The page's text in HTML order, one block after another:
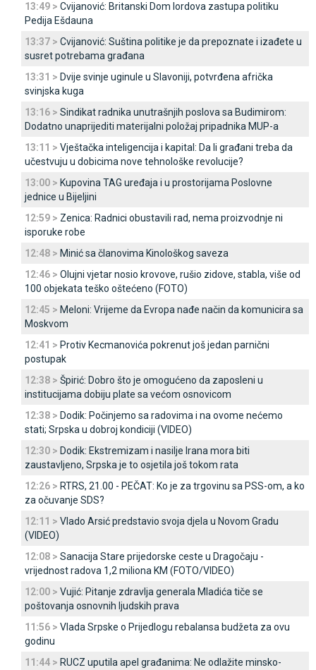
13:49 > Cvijanović: Britanski Dom lordova zastupa politiku
Pedija Ešdauna
13:37 > Cvijanović: Suština politike je da prepoznate i izađete u
susret potrebama građana
13:31 > Dvije svinje uginule u Slavoniji, potvrđena afrička
svinjska kuga
13:16 > Sindikat radnika unutrašnjih poslova sa Budimirom:
Dodatno unaprijediti materijalni položaj pripadnika MUP-a
13:11 > Vještačka inteligencija i kapital: Da li građani treba da
učestvuju u dobicima nove tehnološke revolucije?
13:00 > Kupovina TAG uređaja i u prostorijama Poslovne
jednice u Bijeljini
12:59 > Zenica: Radnici obustavili rad, nema proizvodnje ni
isporuke robe
12:48 > Minić sa članovima Kinološkog saveza
12:46 > Olujni vjetar nosio krovove, rušio zidove, stabla, više od
100 objekata teško oštećeno (FOTO)
12:45 > Meloni: Vrijeme da Evropa nađe način da komunicira sa
Moskvom
12:41 > Protiv Kecmanovića pokrenut još jedan parnični
postupak
12:38 > Špirić: Dobro što je omogućeno da zaposleni u
institucijama dobiju plate sa većom osnovicom
12:38 > Dodik: Počinjemo sa radovima i na ovome nećemo
stati; Srpska u dobroj kondiciji (VIDEO)
12:30 > Dodik: Ekstremizam i nasilje Irana mora biti
zaustavljeno, Srpska je to osjetila još tokom rata
12:26 > RTRS, 21.00 - PEČAT: Ko je za trgovinu sa PSS-om, a ko
za očuvanje SDS?
12:11 > Vlado Arsić predstavio svoja djela u Novom Gradu
(VIDEO)
12:08 > Sanacija Stare prijedorske ceste u Dragočaju -
vrijednost radova 1,2 miliona KM (FOTO/VIDEO)
12:00 > Vujić: Pitanje zdravlja generala Mladića tiče se
poštovanja osnovnih ljudskih prava
11:56 > Vlada Srpske o Prijedlogu rebalansa budžeta za ovu
godinu
11:44 > RUCZ uputila apel građanima: Ne odlažite minsko-